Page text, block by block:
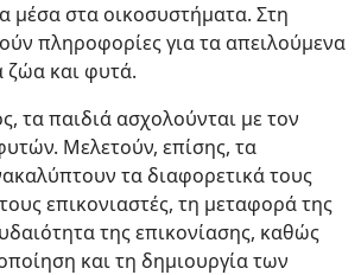
μέσα στα οικοσυστήματα. Στη
πληροφορίες για τα απειλούμενα
ζώα και φυτά.
τα παιδιά ασχολούνται με τον
Μελετούν, επίσης, τα
τα διαφορετικά τους
επικονιαστές, τη μεταφορά της
της επικονίασης, καθώς
και τη δημιουργία των